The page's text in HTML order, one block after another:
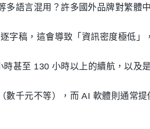
多語言混用？許多國外品牌對繁體
字稿，這會導致「資訊密度極低」
時甚至 130 小時以上的續航，以及
數千元不等），而 AI 軟體則通常提